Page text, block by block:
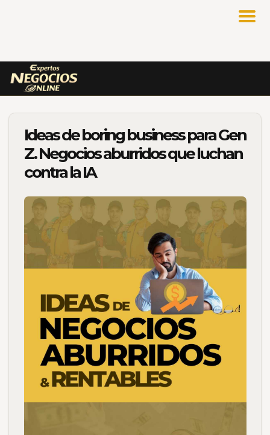
Ideas de boring business para Gen
Z. Negocios aburridos que luchan
contra la IA